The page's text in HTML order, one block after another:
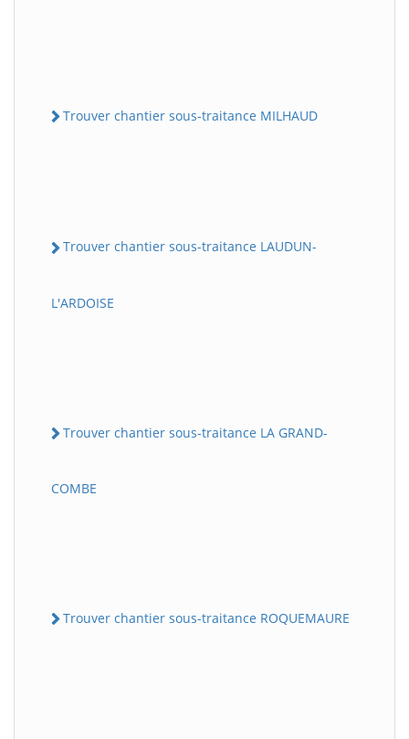
Trouver chantier sous-traitance MILHAUD
Trouver chantier sous-traitance LAUDUN-
L'ARDOISE
Trouver chantier sous-traitance LA GRAND-
COMBE
Trouver chantier sous-traitance ROQUEMAURE